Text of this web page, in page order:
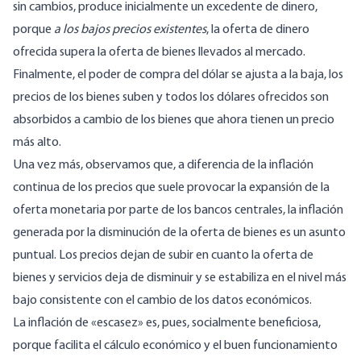
sin cambios, produce inicialmente un excedente de dinero,
porque a los bajos precios existentes, la oferta de dinero
ofrecida supera la oferta de bienes llevados al mercado.
Finalmente, el poder de compra del dólar se ajusta a la baja, los
precios de los bienes suben y todos los dólares ofrecidos son
absorbidos a cambio de los bienes que ahora tienen un precio
más alto.
Una vez más, observamos que, a diferencia de la inflación
continua de los precios que suele provocar la expansión de la
oferta monetaria por parte de los bancos centrales, la inflación
generada por la disminución de la oferta de bienes es un asunto
puntual. Los precios dejan de subir en cuanto la oferta de
bienes y servicios deja de disminuir y se estabiliza en el nivel más
bajo consistente con el cambio de los datos económicos.
La inflación de «escasez» es, pues, socialmente beneficiosa,
porque facilita el cálculo económico y el buen funcionamiento